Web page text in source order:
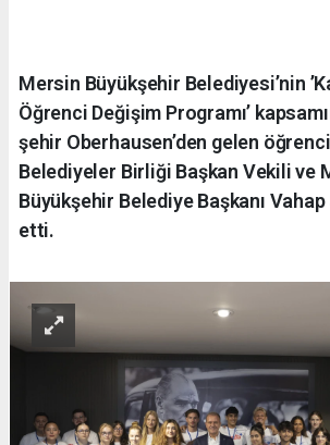
Mersin Büyükşehir Belediyesi’nin
Öğrenci Değişim Programı’
şehir Oberhausen’den gelen
Belediyeler Birliği Başkan Vekili ve
Büyükşehir Belediye Başkanı
etti.